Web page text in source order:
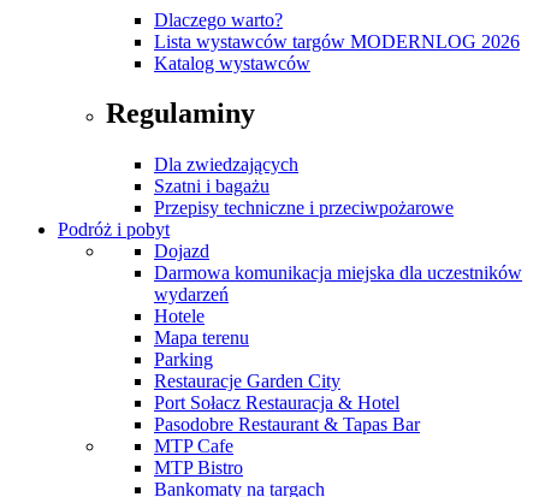
Dlaczego warto?
Lista wystawców targów MODERNLOG 2026
Katalog wystawców
Regulaminy
Dla zwiedzających
Szatni i bagażu
Przepisy techniczne i przeciwpożarowe
Podróż i pobyt
Dojazd
Darmowa komunikacja miejska dla uczestników
wydarzeń
Hotele
Mapa terenu
Parking
Restauracje Garden City
Port Sołacz Restauracja & Hotel
Pasodobre Restaurant & Tapas Bar
MTP Cafe
MTP Bistro
Bankomaty na targach